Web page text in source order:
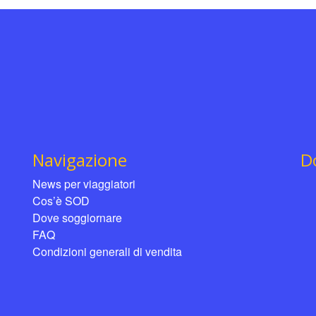
Navigazione
News per viaggiatori
Cos’è SOD
Dove soggiornare
FAQ
Condizioni generali di vendita